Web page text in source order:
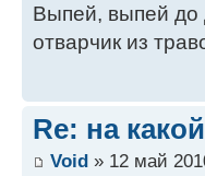
Выпей, выпей
отварчик из
Re: на
Void » 12 май